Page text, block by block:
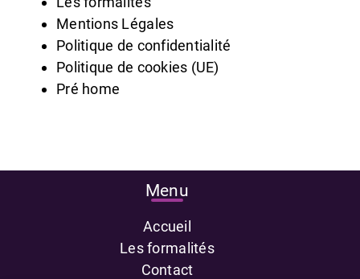
Mentions Légales
Politique de confidentialité
Politique de cookies (UE)
Pré home
Menu
Accueil
Les formalités
Contact